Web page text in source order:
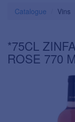
Catalogue Vins
*75CL
ROSE 770